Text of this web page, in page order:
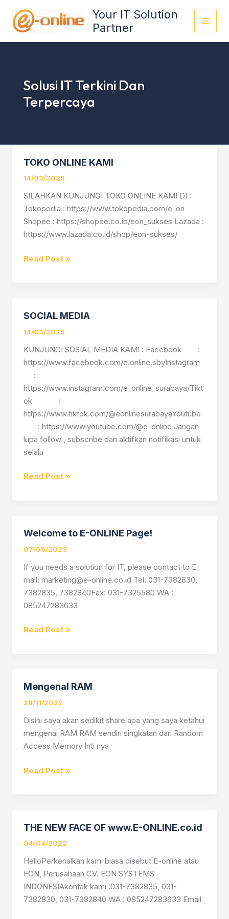
content
Your IT Solution
Partner
Solusi IT Terkini Dan
Terpercaya
TOKO ONLINE KAMI
14/03/2025
SILAHKAN KUNJUNGI TOKO ONLINE KAMI DI :
Tokopedia : https://www.tokopedia.com/e-on
Shopee : https://shopee.co.id/eon_sukses Lazada :
https://www.lazada.co.id/shop/eon-sukses/
TOKO
ONLINE
Read Post »
SOCIAL MEDIA
14/03/2025
KUNJUNGI SOSIAL MEDIA KAMI : Facebook :
https://www.facebook.com/e.online.sbyInstagram
:
https://www.instagram.com/e_online_surabaya/Tikt
ok :
https://www.tiktok.com/@eonlinesurabayaYoutube
: https://www.youtube.com/@e-online Jangan
lupa follow , subscribe dan aktifkan notifikasi untuk
selalu
SOCIAL
MEDIA
Read Post »
Welcome to E-ONLINE Page!
07/06/2023
If you needs a solution for IT, please contact to E-
mail: marketing@e-online.co.id Tel: 031-7382830,
7382835, 7382840Fax: 031-7325580 WA :
085247283633
Welcome
to
ONLINE
Page!
Read Post »
Mengenal RAM
28/11/2022
Disini saya akan sedikit share apa yang saya ketahui
mengenai RAM RAM sendiri singkatan dari Random
Access Memory Inti nya
Mengenal
RAM
Read Post »
THE NEW FACE OF www.E-ONLINE.co.id
04/04/2022
HelloPerkenalkan kami biasa disebut E-online atau
EON, Perusahaan CV. EON SYSTEMS
INDONESIAkontak kami :031-7382835, 031-
7382830, 031-7382840 WA : 085247283633 Email
THE
NEW
OF
www.E-
ONLINE.co.id